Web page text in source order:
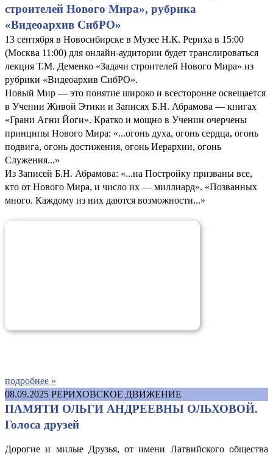
строителей Нового Мира», рубрика
«Видеоархив СибРО»
13 сентября в Новосибирске в Музее Н.К. Рериха в 15:00
(Москва 11:00) для онлайн-аудитории будет транслироваться
лекция Т.М. Деменко «Задачи строителей Нового Мира» из
рубрики «Видеоархив СибРО».
Новый Мир — это понятие широко и всесторонне освещается
в Учении Живой Этики и Записях Б.Н. Абрамова — книгах
«Грани Агни Йоги». Кратко и мощно в Учении очерчены
принципы Нового Мира: «...огонь духа, огонь сердца, огонь
подвига, огонь достижения, огонь Иерархии, огонь
Служения...»
Из Записей Б.Н. Абрамова: «...на Постройку призваны все,
кто от Нового Мира, и число их — миллиард». «Позванных
много. Каждому из них даются возможности...»
подробнее »
08.09.2025 РЕРИХОВСКОЕ ДВИЖЕНИЕ
ПАМЯТИ ОЛЬГИ АНДРЕЕВНЫ ОЛЬХОВОЙ.
Голоса друзей
Дорогие и милые Друзья, от имени Латвийского общества